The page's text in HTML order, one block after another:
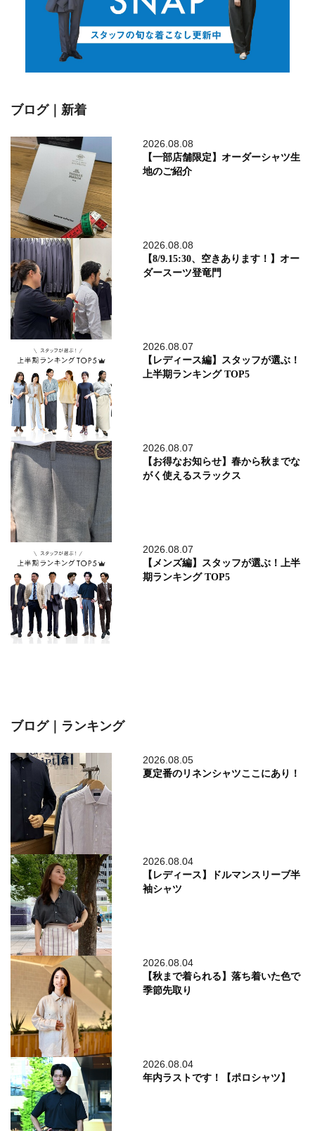
ブログ｜新着
2026.08.08
【一部店舗限定】オーダーシャツ生
地のご紹介
2026.08.08
【8/9.15:30、空きあります！】オー
ダースーツ登竜門
2026.08.07
【レディース編】スタッフが選ぶ！
上半期ランキング TOP5
2026.08.07
【お得なお知らせ】春から秋までな
がく使えるスラックス
2026.08.07
【メンズ編】スタッフが選ぶ！上半
期ランキング TOP5
ブログ｜ランキング
2026.08.05
夏定番のリネンシャツここにあり！
2026.08.04
【レディース】ドルマンスリーブ半
袖シャツ
2026.08.04
【秋まで着られる】落ち着いた色で
季節先取り
2026.08.04
年内ラストです！【ポロシャツ】